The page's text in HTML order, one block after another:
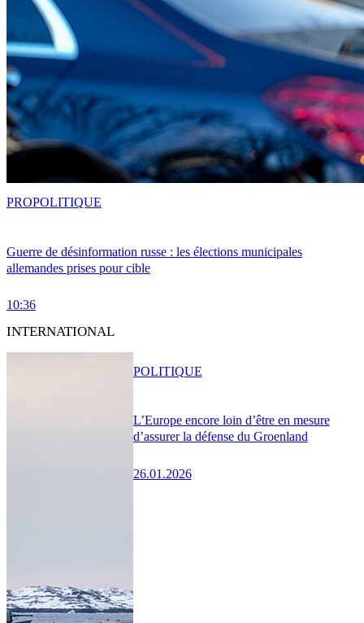
Guerre de désinformation russe : les élections municipales
allemandes prises pour cible
10:36
PROPOLITIQUE
INTERNATIONAL
L’Europe encore loin d’être en mesure
d’assurer la défense du Groenland
26.01.2026
POLITIQUE